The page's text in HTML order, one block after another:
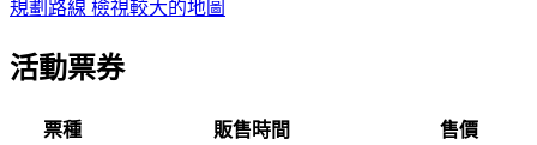
規劃路線 檢視較大的地圖
活動票券
票種 販售時間
售價